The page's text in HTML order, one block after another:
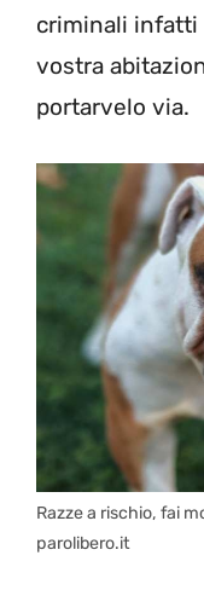
criminali infatti
vostra
portarvelo via.
Razze a rischio, fai
parolibero.it